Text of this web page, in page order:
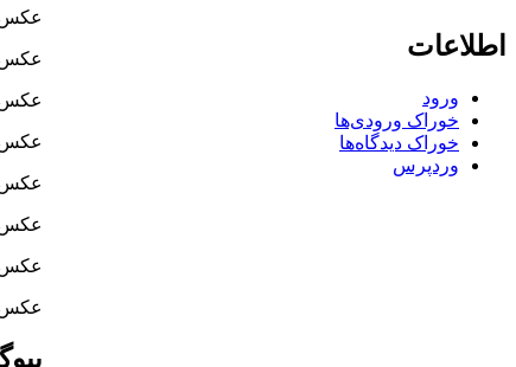
اطلاعات
ورود
خوراک ورودی‌ها
خوراک دیدگاه‌ها
وردپرس
عکس
عکس
عکس
عکس
عکس
عکس
عکس
عکس